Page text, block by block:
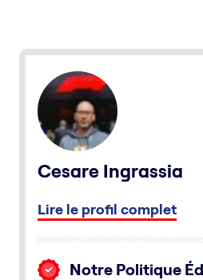
Cesare Ingrassia
Lire le profil complet
Notre Politique